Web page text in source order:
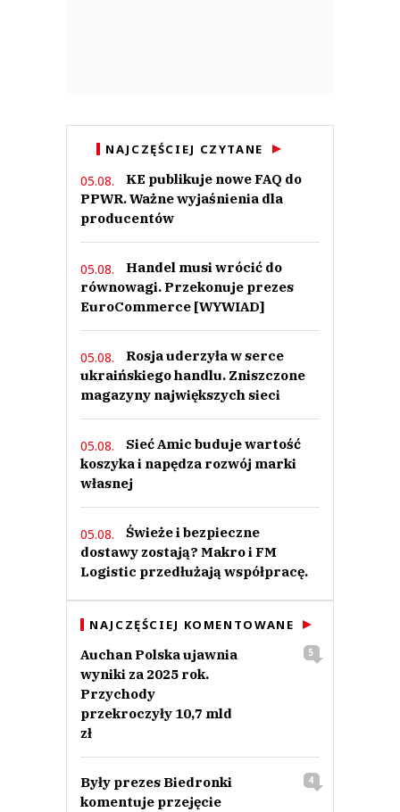
NAJCZĘŚCIEJ CZYTANE
05.08.
KE publikuje nowe FAQ do
PPWR. Ważne wyjaśnienia dla
producentów
05.08.
Handel musi wrócić do
równowagi. Przekonuje prezes
EuroCommerce [WYWIAD]
05.08.
Rosja uderzyła w serce
ukraińskiego handlu. Zniszczone
magazyny największych sieci
05.08.
Sieć Amic buduje wartość
koszyka i napędza rozwój marki
własnej
05.08.
Świeże i bezpieczne
dostawy zostają? Makro i FM
Logistic przedłużają współpracę.
NAJCZĘŚCIEJ KOMENTOWANE
Auchan Polska ujawnia
wyniki za 2025 rok.
Przychody
przekroczyły 10,7 mld
zł
5
Były prezes Biedronki
komentuje przejęcie
4